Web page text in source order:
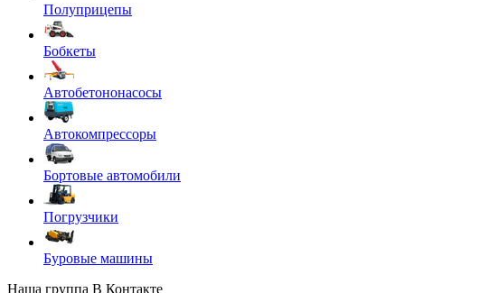
Полуприцепы
Бобкеты
Автобетононасосы
Автокомпрессоры
Бортовые автомобили
Погрузчики
Буровые машины
Наша группа В Контакте